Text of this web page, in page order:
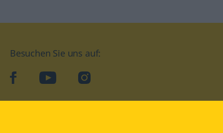
Besuchen Sie uns auf:
facebookYouTube Instagram